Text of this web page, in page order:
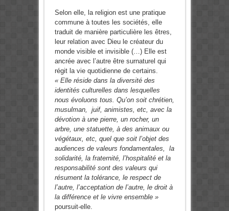
Selon elle, la religion est une pratique
commune à toutes les sociétés, elle
traduit de manière particulière les êtres,
leur relation avec Dieu le créateur du
monde visible et invisible (…) Elle est
ancrée avec l’autre être surnaturel qui
régit la vie quotidienne de certains.
« Elle réside dans la diversité des
identités culturelles dans lesquelles
nous évoluons tous. Qu’on soit chrétien,
musulman, juif, animistes, etc, avec la
dévotion à une pierre, un rocher, un
arbre, une statuette, à des animaux ou
végétaux, etc, quel que soit l’objet des
audiences de valeurs fondamentales, la
solidarité, la fraternité, l’hospitalité et la
responsabilité sont des valeurs qui
résument la tolérance, le respect de
l’autre, l’acceptation de l’autre, le droit à
la différence et le vivre ensemble »
poursuit-elle.